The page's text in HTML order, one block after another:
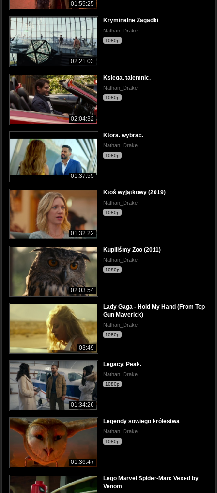
01:55:25
02:21:03
Kryminalne Zagadki
Nathan_Drake
1080p
02:04:32
Księga. tajemnic.
Nathan_Drake
1080p
01:37:55
Ktora. wybrac.
Nathan_Drake
1080p
01:32:22
Ktoś wyjątkowy (2019)
Nathan_Drake
1080p
02:03:54
Kupiliśmy Zoo (2011)
Nathan_Drake
1080p
03:49
Lady Gaga - Hold My Hand (From Top
Gun Maverick)
Nathan_Drake
1080p
01:34:26
Legacy. Peak.
Nathan_Drake
1080p
01:36:47
Legendy sowiego królestwa
Nathan_Drake
1080p
Lego Marvel Spider-Man: Vexed by
Venom